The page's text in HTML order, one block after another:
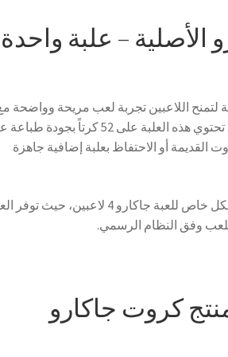
الأصلية – علبة واحدة
لتمنح اللاعبين تجربة لعب مريحة وواضحة
جميع إصدارات ألعاب الجاكارو. تحتوي هذه العلبة على 52 كرتاً
القديمة أو الاحتفاظ بعلبة إضافية جاهزة
كما تعتبر هذه العلبة مناسبة بشكل خاص للعبة جاكارو 4 لاعبين، حيث
وفق النظام الرسمي.
كروت جاكارو